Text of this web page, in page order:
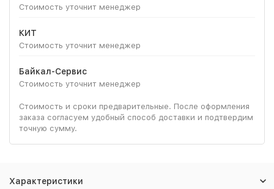
Стоимость уточнит менеджер
КИТ
Стоимость уточнит менеджер
Байкал-Сервис
Стоимость уточнит менеджер
Стоимость и сроки предварительные. После оформления
заказа согласуем удобный способ доставки и подтвердим
точную сумму.
Характеристики